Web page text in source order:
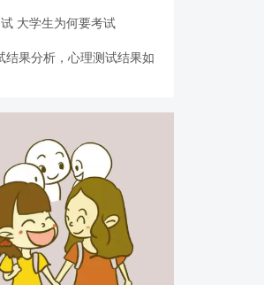
大学生为何要考试
结果分析，心理测试结果如